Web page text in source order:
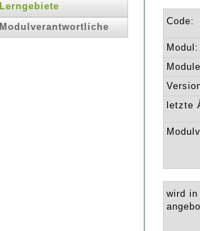
Lerngebiete
Modulverantwortliche
Code:
Modul:
letzte
wird in